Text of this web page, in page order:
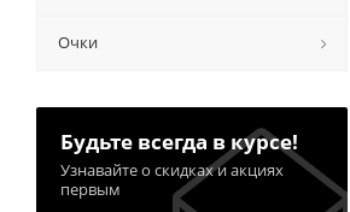
Очки
Будьте всегда в курсе!
Узнавайте о скидках и акциях
первым